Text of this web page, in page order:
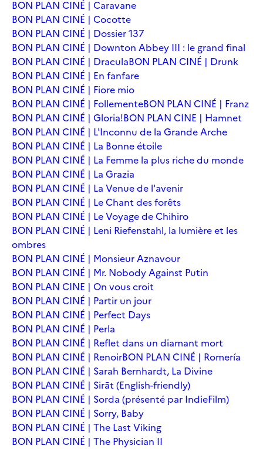
BON PLAN CINÉ | Caravane
BON PLAN CINÉ | Cocotte
BON PLAN CINÉ | Dossier 137
BON PLAN CINÉ | Downton Abbey III : le grand final
BON PLAN CINÉ | DraculaBON PLAN CINÉ | Drunk
BON PLAN CINÉ | En fanfare
BON PLAN CINÉ | Fiore mio
BON PLAN CINÉ | FollementeBON PLAN CINÉ | Franz
BON PLAN CINÉ | Gloria!BON PLAN CINE | Hamnet
BON PLAN CINÉ | L'Inconnu de la Grande Arche
BON PLAN CINÉ | La Bonne étoile
BON PLAN CINÉ | La Femme la plus riche du monde
BON PLAN CINÉ | La Grazia
BON PLAN CINÉ | La Venue de l'avenir
BON PLAN CINÉ | Le Chant des forêts
BON PLAN CINÉ | Le Voyage de Chihiro
BON PLAN CINÉ | Leni Riefenstahl, la lumière et les
ombres
BON PLAN CINÉ | Monsieur Aznavour
BON PLAN CINÉ | Mr. Nobody Against Putin
BON PLAN CINE | On vous croit
BON PLAN CINÉ | Partir un jour
BON PLAN CINÉ | Perfect Days
BON PLAN CINÉ | Perla
BON PLAN CINÉ | Reflet dans un diamant mort
BON PLAN CINÉ | RenoirBON PLAN CINÉ | Romería
BON PLAN CINÉ | Sarah Bernhardt, La Divine
BON PLAN CINÉ | Sirāt (English-friendly)
BON PLAN CINÉ | Sorda (présenté par IndieFilm)
BON PLAN CINÉ | Sorry, Baby
BON PLAN CINÉ | The Last Viking
BON PLAN CINÉ | The Physician II